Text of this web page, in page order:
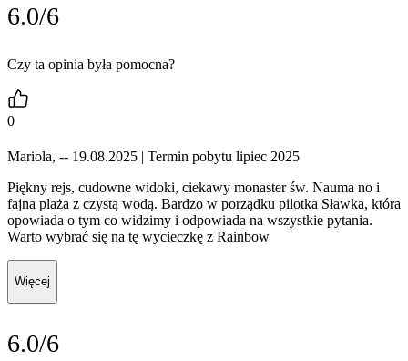
6.0/6
Czy ta opinia była pomocna?
0
Mariola, -- 19.08.2025 | Termin pobytu lipiec 2025
Piękny rejs, cudowne widoki, ciekawy monaster św. Nauma no i
fajna plaża z czystą wodą. Bardzo w porządku pilotka Sławka, która
opowiada o tym co widzimy i odpowiada na wszystkie pytania.
Warto wybrać się na tę wycieczkę z Rainbow
Więcej
6.0/6